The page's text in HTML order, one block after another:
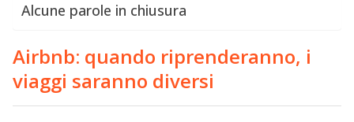
Alcune parole in chiusura
Airbnb: quando riprenderanno, i
viaggi saranno diversi